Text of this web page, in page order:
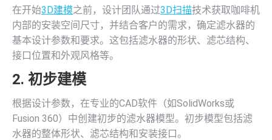
在开始3D建模之前，设计团队通过3D扫描技术获取咖啡机
内部的安装空间尺寸，并结合客户的需求，确定滤水器的
基本设计参数和要求。这包括滤水器的形状、滤芯结构、
接口位置和外观风格等。
2. 初步建模
根据设计参数，在专业的CAD软件（如SolidWorks或
Fusion 360）中创建初步的滤水器模型。初步模型包括滤
水器的整体形状、滤芯结构和安装接口。